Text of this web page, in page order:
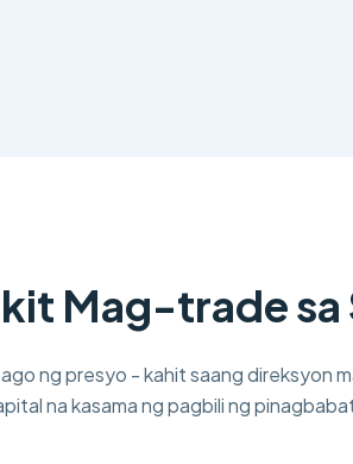
Mag-trade
ng presyo - kahit saang direksyon
na kasama ng pagbili ng